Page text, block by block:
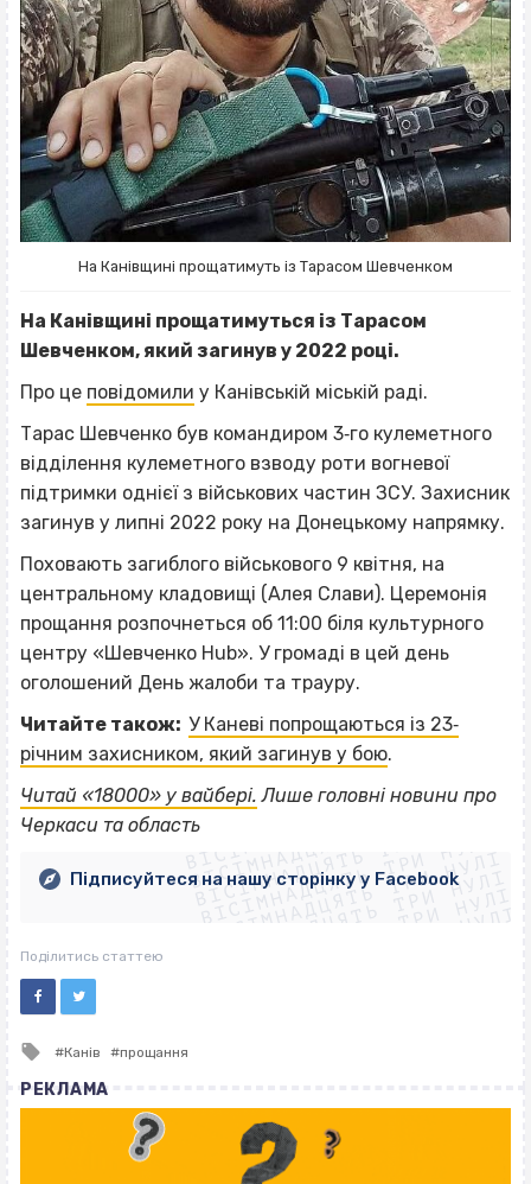
На Канівщині прощатимуть із Тарасом Шевченком
На Канівщині прощатимуться із Тарасом
Шевченком, який загинув у 2022 році.
Про це повідомили у Канівській міській раді.
Тарас Шевченко був командиром 3‐го кулеметного
відділення кулеметного взводу роти вогневої
підтримки однієї з військових частин ЗСУ. Захисник
загинув у липні 2022 року на Донецькому напрямку.
Поховають загиблого військового 9 квітня, на
центральному кладовищі (Алея Слави). Церемонія
прощання розпочнеться об 11:00 біля культурного
центру «Шевченко Hub». У громаді в цей день
оголошений День жалоби та трауру.
Читайте також: У Каневі попрощаються із 23‐
річним захисником, який загинув у бою.
Читай «18000» у вайбері. Лише головні новини про
Черкаси та областьВІСІМНАДЦЯТЬ ТРИ НУЛІ
ВІСІМНАДЦЯТЬ ТРИ НУЛІ
ВІСІМНАДЦЯТЬ ТРИ НУЛІ
ВІСІМНАДЦЯТЬ ТРИ НУЛІ
ВІСІМНАДЦЯТЬ ТРИ НУЛІ
ВІСІМНАДЦЯТЬ ТРИ НУЛІ
ВІСІМНАДЦЯТЬ ТРИ НУЛІ
ВІСІМНАДЦЯТЬ ТРИ НУЛІ
Підписуйтеся на нашу сторінку у Facebook
Поділитись статтею
Tagged
Канів прощання
РЕКЛАМА